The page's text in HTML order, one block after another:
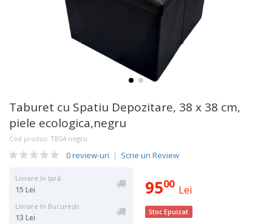
Taburet cu Spatiu Depozitare, 38 x 38 cm,
piele ecologica,negru
Cod produs: TB54 negru
0 review-uri | Scrie un Review
Livrare în țară
15 Lei
Livrare în București
13 Lei
9500 Lei
Stoc Epuizat